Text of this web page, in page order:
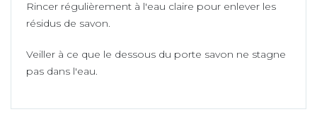
Rincer régulièrement à l'eau claire pour enlever les
résidus de savon.
Veiller à ce que le dessous du porte savon ne stagne
pas dans l'eau.